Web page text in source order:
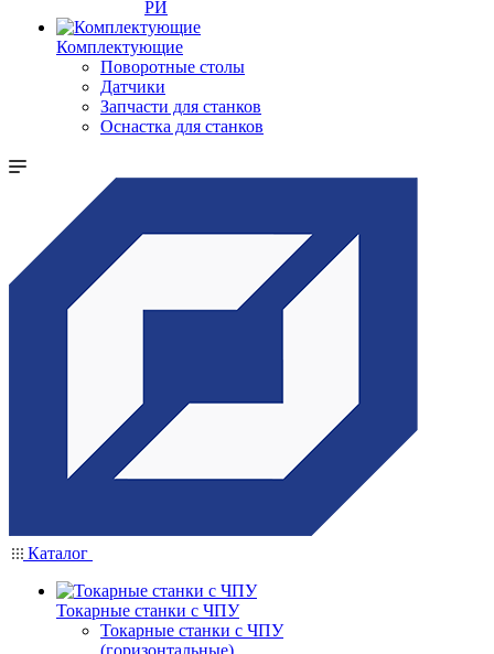
РИ
Комплектующие
Поворотные столы
Датчики
Запчасти для станков
Оснастка для станков
Каталог
Токарные станки с ЧПУ
Токарные станки с ЧПУ
(горизонтальные)